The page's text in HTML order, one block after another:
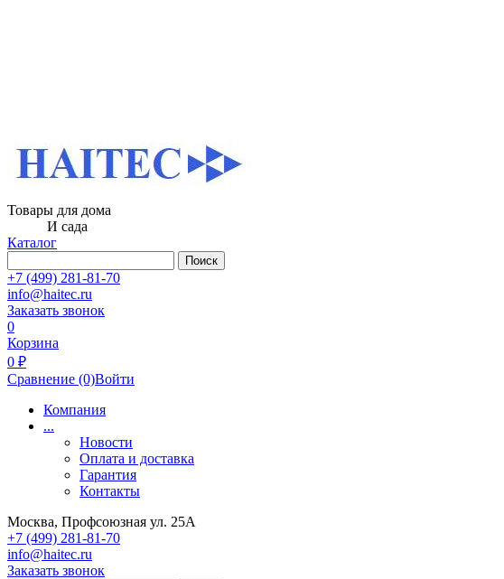
Товары для дома
И сада
Каталог
Поиск
+7 (499) 281-81-70
info@haitec.ru
Заказать звонок
0
Корзина
0 ₽
Сравнение (0)Войти
Компания
...
Новости
Оплата и доставка
Гарантия
Контакты
Москва, Профсоюзная ул. 25А
+7 (499) 281-81-70
info@haitec.ru
Заказать звонок